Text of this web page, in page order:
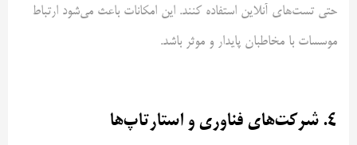
حتی تست‌های آنلاین استفاده کنند. این امکانات باعث می‌شود ارتباط
موسسات با مخاطبان پایدار و موثر باشد.
4. شرکت‌های فناوری و استارتاپ‌ها